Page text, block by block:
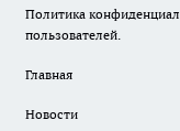
Политика
пользователей.
Главная
Новости